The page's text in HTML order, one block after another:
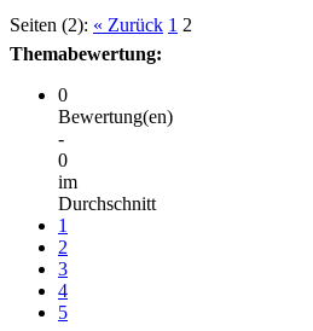
Seiten (2): « Zurück 1 2
Themabewertung:
0
Bewertung(en)
-
0
im
Durchschnitt
1
2
3
4
5